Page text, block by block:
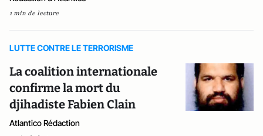
1 min de lecture
LUTTE CONTRE LE TERRORISME
La coalition internationale
confirme la mort du
djihadiste Fabien Clain
Atlantico Rédaction